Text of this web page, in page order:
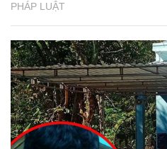
PHÁP LUẬT